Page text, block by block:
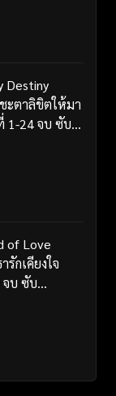
Destiny
ะตาลิขิตให้มา
1-24 จบ ซับ
of Love
กเคียงใจ
บ ซับ
ย